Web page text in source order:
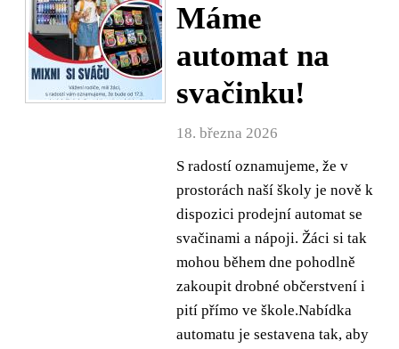
Máme
automat na
svačinku!
18. března 2026
S radostí oznamujeme, že v
prostorách naší školy je nově k
dispozici prodejní automat se
svačinami a nápoji. Žáci si tak
mohou během dne pohodlně
zakoupit drobné občerstvení i
pití přímo ve škole.Nabídka
automatu je sestavena tak, aby